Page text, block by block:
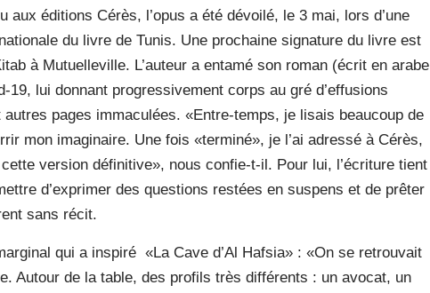
aux éditions Cérès, l’opus a été dévoilé, le 3 mai, lors d’une
du livre de Tunis. Une prochaine signature du livre est
à Mutuelleville. L’auteur a entamé son roman (écrit en arabe
lui donnant progressivement corps au gré d’effusions
autres pages immaculées. «Entre-temps, je lisais beaucoup de
mon imaginaire. Une fois «terminé», je l’ai adressé à Cérès,
version définitive», nous confie-t-il. Pour lui, l’écriture tient
d’exprimer des questions restées en suspens et de prêter
sans récit.
qui a inspiré «La Cave d’Al Hafsia» : «On se retrouvait
Autour de la table, des profils très différents : un avocat, un